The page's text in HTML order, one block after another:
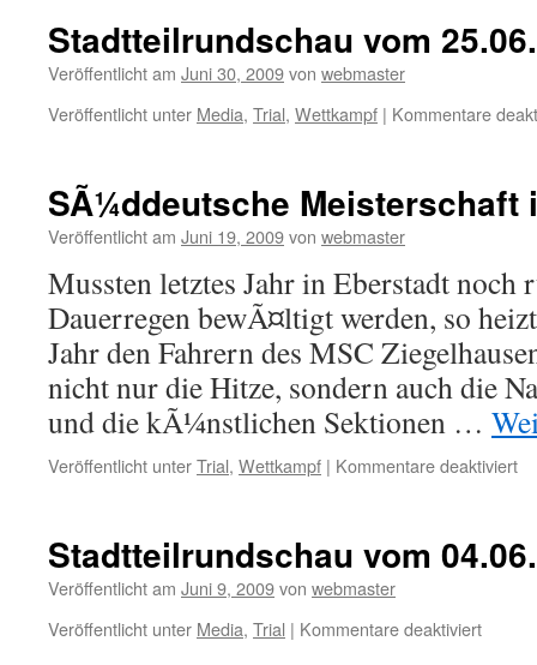
Stadtteilrundschau vom
Veröffentlicht am Juni 30, 2009von webmaster
Veröffentlicht unter Media, Trial, Wettkampf | Kommentare
SÃ¼ddeutsche Meisterschaft
Veröffentlicht am Juni 19, 2009von webmaster
Mussten letztes Jahr in Eberstadt noch
Dauerregen bewÃ¤ltigt werden, so
Jahr den Fahrern des MSC
nicht nur die Hitze, sondern auch die
und die kÃ¼nstlichen Sektionen …
Veröffentlicht unterTrial, Wettkampf | Kommentare deaktiviertfür
Stadtteilrundschau vom
Veröffentlicht am Juni 9, 2009von webmaster
Veröffentlicht unter Media, Trial | Kommentare deaktiviertfür